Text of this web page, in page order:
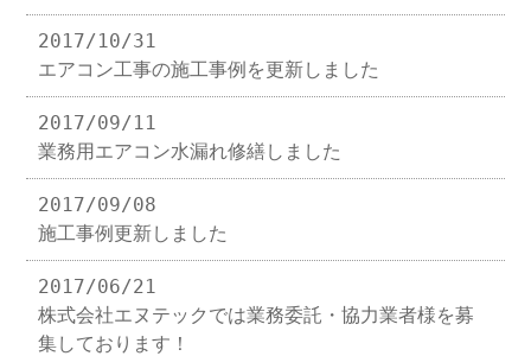
2017/10/31
エアコン工事の施工事例を更新しました
2017/09/11
業務用エアコン水漏れ修繕しました
2017/09/08
施工事例更新しました
2017/06/21
株式会社エヌテックでは業務委託・協力業者様を募
集しております！